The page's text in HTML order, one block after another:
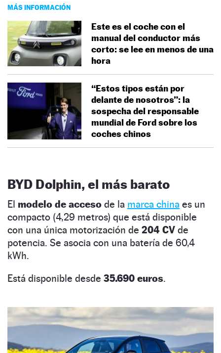
MÁS INFORMACIÓN
Este es el coche con el
manual del conductor más
corto: se lee en menos de una
hora
“Estos tipos están por
delante de nosotros”: la
sospecha del responsable
mundial de Ford sobre los
coches chinos
BYD Dolphin, el más barato
El modelo de acceso de la marca china es un
compacto (4,29 metros) que está disponible
con una única motorización de 204 CV de
potencia. Se asocia con una batería de 60,4
kWh.
Está disponible desde 35.690 euros.